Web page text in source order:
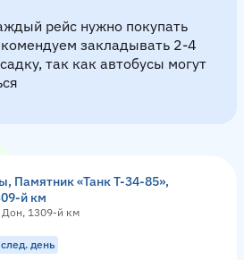
рейс нужно покупать
закладывать 2-4
так как автобусы могут
Памятник «‎Танк Т-34-85»,
й км
1309-й км
день